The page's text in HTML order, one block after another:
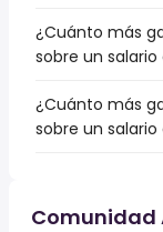
¿Cuánto más
sobre un
¿Cuánto más
sobre un
Comunidad